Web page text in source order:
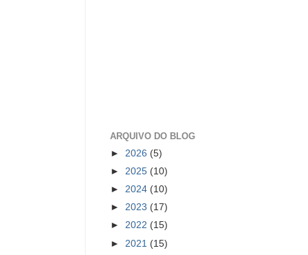
ARQUIVO DO BLOG
► 2026 (5)
► 2025 (10)
► 2024 (10)
► 2023 (17)
► 2022 (15)
► 2021 (15)